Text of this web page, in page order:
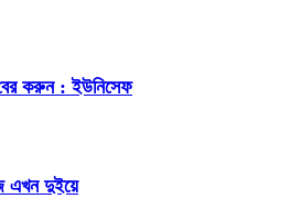
করুন : ইউনিসেফ
এখন দুইয়ে